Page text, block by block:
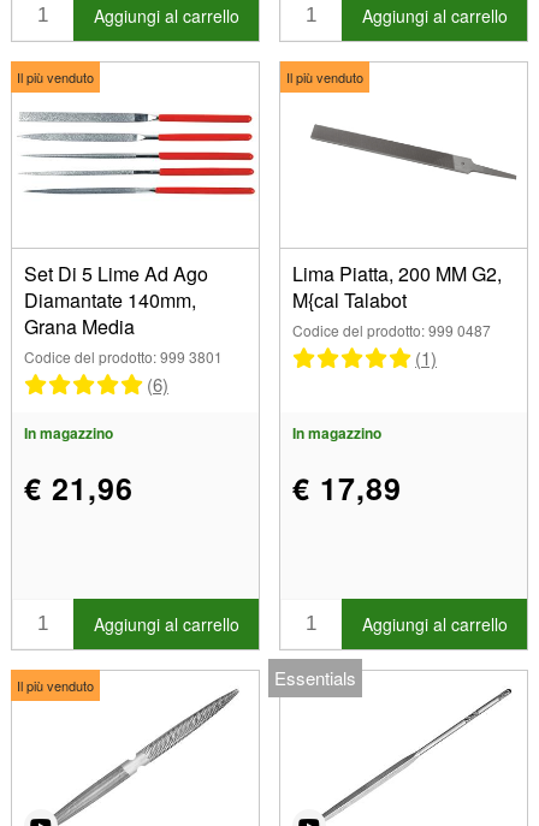
Rotonda (30)
Triangolo (35)
1464 (2)
1540 (1)
1560 (8)
1566 (6)
1660/1670 (4)
1850 (1)
1990 (2)
2401 (10)
2402 (10)
2403 (6)
2405 (3)
2408 (11)
2410 (12)
Articoli in vendita
Nuovi prodotti
I più venduti
Aggiungi al carrello Aggiungi al carrello
Il più venduto
Set Di 5 Lime Ad Ago
Diamantate 140mm,
Grana Media
Codice del prodotto: 999 3801
(6)
In magazzino
€ 21,96
Aggiungi al carrello
Il più venduto
Lima Piatta, 200 MM G2,
M{cal Talabot
Codice del prodotto: 999 0487
(1)
In magazzino
€ 17,89
Aggiungi al carrello
Il più venduto Essentials